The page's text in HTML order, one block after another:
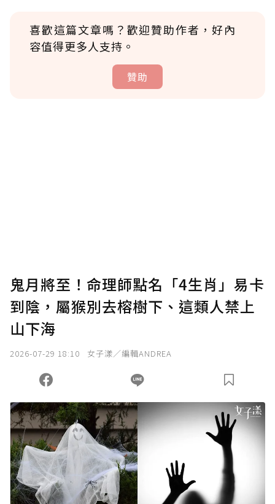
喜歡這篇文章嗎？歡迎贊助作者，好內
容值得更多人支持。
贊助
確認送出
您當前剩餘 U 利點數：0點；前往 購買點數
鬼月將至！命理師點名「4生肖」易卡
到陰，屬猴別去榕樹下、這類人禁上
山下海
2026-07-29 18:10 女子漾／編輯ANDREA